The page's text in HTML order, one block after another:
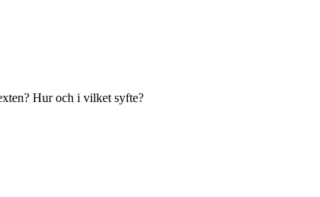
Hur och i vilket syfte?